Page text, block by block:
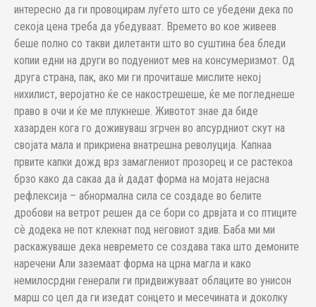
интересно да ги провоцирам луѓето што се убедени дека по
секоја цена треба да убедуваат. Времето во кое живеев
беше полно со такви дилетанти што во суштина беа бледи
копии едни на други во подуениот мев на консумеризмот. Од
друга страна, пак, ако ми ги прочиташе мислите некој
нихилист, веројатно ќе се накострешеше, ќе ме погледнеше
право в очи и ќе ме плукнеше. Животот знае да биде
хазарден кога го доживуваш згрчен во апсурдниот скут на
својата мала и прикриена внатрешна револуција. Капнаа
првите капки дожд врз замаглениот прозорец и се растекоа
брзо како да сакаа да ѝ дадат форма на мојата нејасна
рефлексија – абнормална сила се создаде во белите
дробови на ветрот решен да се бори со дрвјата и со птиците
сѐ додека не пот клекнат под неговиот здив. Баба ми ми
раскажуваше дека невремето се создава така што демоните
наречени Али заземаат форма на црна магла и како
немилосрдни генерали ги придвижуваат облаците во унисон
марш со цел да ги изедат сонцето и месечината и доколку